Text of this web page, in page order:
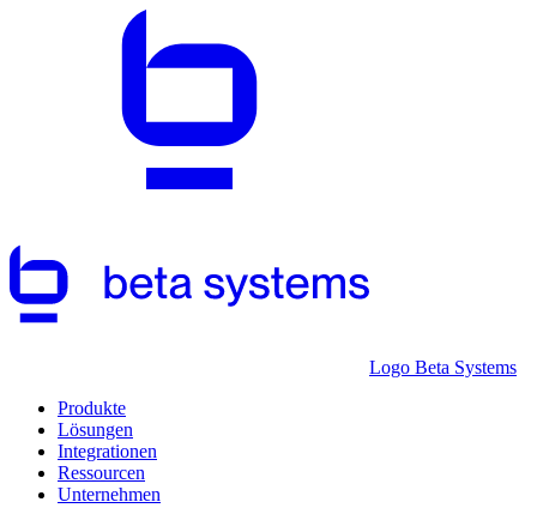
Logo Beta Systems
Produkte
Lösungen
Integrationen
Ressourcen
Unternehmen